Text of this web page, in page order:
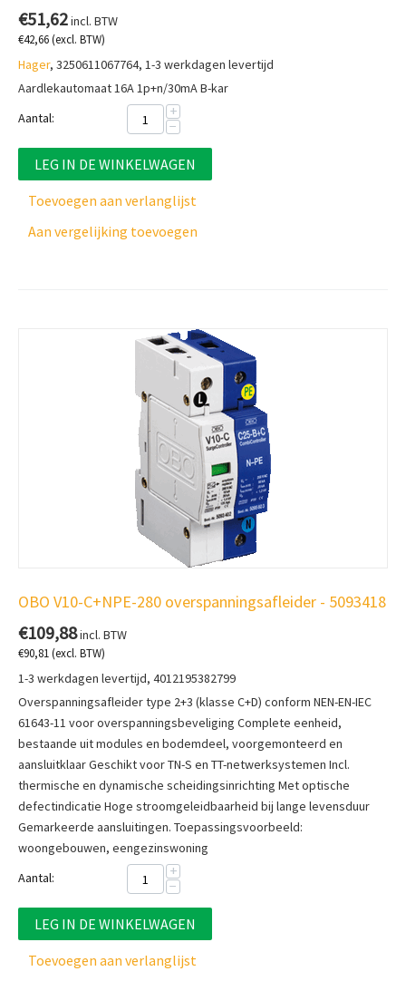
€51,62incl. BTW
€42,66(excl. BTW)
Hager, 3250611067764, 1-3 werkdagen levertijd
Aardlekautomaat 16A 1p+n/30mA B-kar
Aantal:
+
−
LEG IN DE WINKELWAGEN
Toevoegen aan verlanglijst
Aan vergelijking toevoegen
OBO V10-C+NPE-280 overspanningsafleider - 5093418
€109,88incl. BTW
€90,81(excl. BTW)
1-3 werkdagen levertijd, 4012195382799
Overspanningsafleider type 2+3 (klasse C+D) conform NEN-EN-IEC
61643-11 voor overspanningsbeveliging Complete eenheid,
bestaande uit modules en bodemdeel, voorgemonteerd en
aansluitklaar Geschikt voor TN-S en TT-netwerksystemen Incl.
thermische en dynamische scheidingsinrichting Met optische
defectindicatie Hoge stroomgeleidbaarheid bij lange levensduur
Gemarkeerde aansluitingen. Toepassingsvoorbeeld:
woongebouwen, eengezinswoning
Aantal:
+
−
LEG IN DE WINKELWAGEN
Toevoegen aan verlanglijst